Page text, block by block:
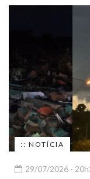
:: NOTÍCIA
29/07/2026 -